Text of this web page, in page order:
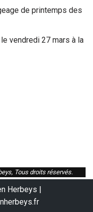
de printemps des
vendredi 27 mars à la
Tous droits réservés.
Herbeys |